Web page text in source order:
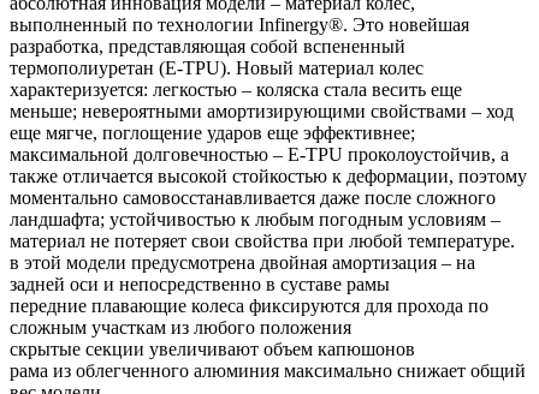
выполненный по технологии Infinergy®. Это новейшая
разработка, представляющая собой вспененный
термополиуретан (E-TPU). Новый материал колес
характеризуется: легкостью – коляска стала весить еще
меньше; невероятными амортизирующими свойствами – ход
еще мягче, поглощение ударов еще эффективнее;
максимальной долговечностью – E-TPU проколоустойчив, а
также отличается высокой стойкостью к деформации, поэтому
моментально самовосстанавливается даже после сложного
ландшафта; устойчивостью к любым погодным условиям –
материал не потеряет свои свойства при любой температуре.
в этой модели предусмотрена двойная амортизация – на
задней оси и непосредственно в суставе рамы
передние плавающие колеса фиксируются для прохода по
сложным участкам из любого положения
скрытые секции увеличивают объем капюшонов
рама из облегченного алюминия максимально снижает общий